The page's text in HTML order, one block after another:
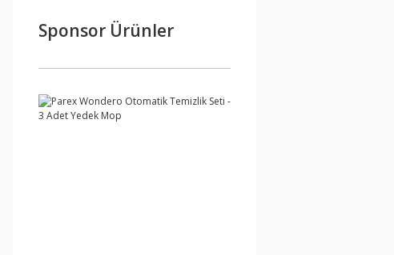
Sponsor Ürünler